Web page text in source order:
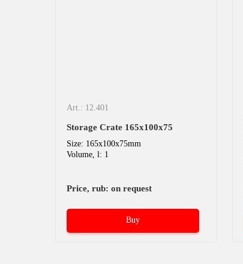
Art.: 12.401
Storage Crate 165х100х75
Size: 165x100x75mm
Volume, l: 1
Price, rub: on request
Buy